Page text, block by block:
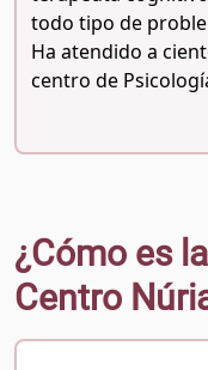
todo tipo de
Ha atendido a
centro de
¿Cómo es
Centro